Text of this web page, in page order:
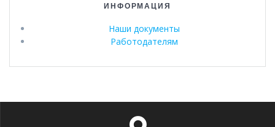
ИНФОРМАЦИЯ
Наши документы
Работодателям